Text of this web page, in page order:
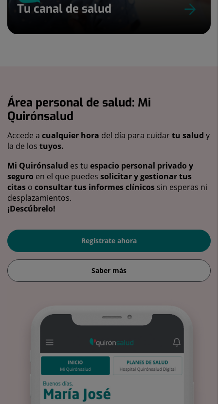
Tu canal de salud
Área personal de salud: Mi
Quirónsalud
Accede a cualquier hora del día para cuidartu salud y
la de los tuyos.
Mi Quirónsalud es tu espacio personal privado y
seguro en el que puedes solicitar y gestionar tus
citas o consultar tus informes clínicos sin esperas ni
desplazamientos.
¡Descúbrelo!
Regístrate ahora
Saber más